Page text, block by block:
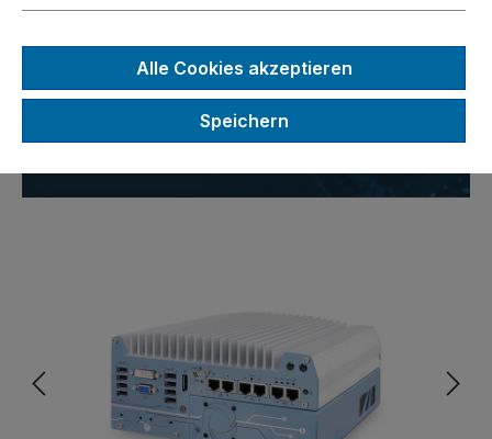
Nuvo-7002DE
Lüfterloser Embedded-PC mit
Intel Core i7 / i5 / i3 CPU der
9./8. Generation
Alle Cookies akzeptieren
Speichern